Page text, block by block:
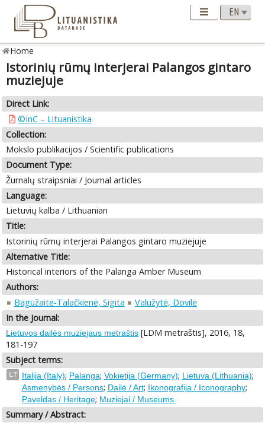
Home
Istorinių rūmų interjerai Palangos gintaro
muziejuje
Direct Link:
©InC – Lituanistika
Collection:
Mokslo publikacijos / Scientific publications
Document Type:
Žurnalų straipsniai / Journal articles
Language:
Lietuvių kalba / Lithuanian
Title:
Istorinių rūmų interjerai Palangos gintaro muziejuje
Alternative Title:
Historical interiors of the Palanga Amber Museum
Authors:
Bagužaitė-Talačkienė, Sigita
Valužytė, Dovilė
In the Journal:
Lietuvos dailės muziejaus metraštis [LDM metraštis], 2016, 18,
181-197
Subject terms:
LT Italija (Italy); Palanga; Vokietija (Germany); Lietuva (Lithuania);
Asmenybės / Persons; Dailė / Art; Ikonografija / Iconography;
Paveldas / Heritage; Muziejai / Museums.
Summary / Abstract: